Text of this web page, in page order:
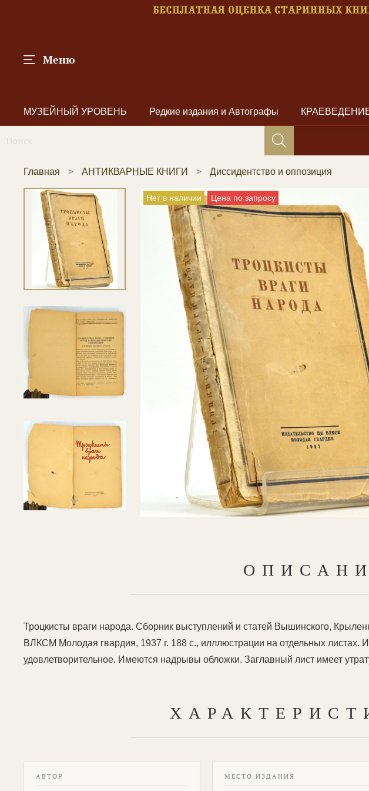
Меню
МУЗЕЙНЫЙ УРОВЕНЬ Редкие издания и Автографы
Главная АНТИКВАРНЫЕ КНИГИ Диссидентство и оппозиция
Нет в наличии Цена по запросу
Троцкисты враги народа. Сборник выступлений и статей Вышинского,
ВЛКСМ Молодая гвардия, 1937 г. 188 с., илллюстрации на отдельных
удовлетворительное. Имеются надрывы обложки. Заглавный лист имеет
АВТОР МЕСТО ИЗДАНИЯ